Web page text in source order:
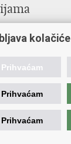
u i OSRH
kolačiće
Prihvaćam
Prihvaćam
Prihvaćam